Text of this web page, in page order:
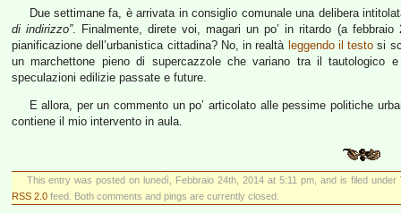
Due settimane fa, è arrivata in consiglio comunale una delibera
di indirizzo”. Finalmente, direte voi, magari un po’ in ritardo (a
pianificazione dell’urbanistica cittadina? No, in realtà leggendo il testo si
un marchettone pieno di supercazzole che variano tra il tautologico
speculazioni edilizie passate e future.
E allora, per un commento un po’ articolato alle pessime politiche
contiene il mio intervento in aula.
This entry was posted on lunedì, Febbraio 24th, 2014 at 5:11 pm, and is filed under
RSS 2.0 feed. Both comments and pings are currently closed.